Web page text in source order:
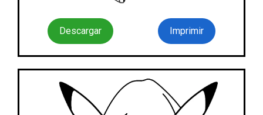
Descargar Imprimir